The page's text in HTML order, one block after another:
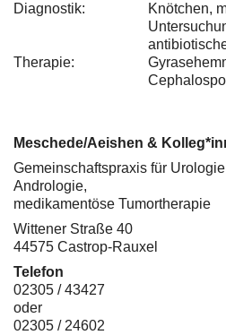
Diagnostik:
Knötchen,
Therapie:
Meschede/Aeishen &
Gemeinschaftspraxis für Urologie
Andrologie,
medikamentöse Tumortherapie
Wittener Straße 40
44575 Castrop-Rauxel
Telefon
02305 / 43427
oder
02305 / 24602